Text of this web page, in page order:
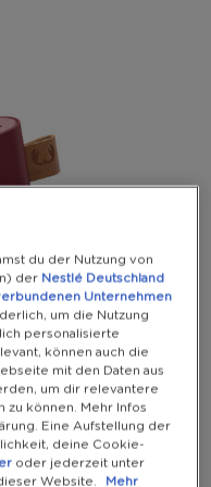
du der Nutzung von
der Nestlé Deutschland
Unternehmen
um die Nutzung
personalisierte
können auch die
mit den Daten aus
um dir relevantere
zu können. Mehr Infos
Eine Aufstellung der
deine Cookie-
oder jederzeit unter
Website.
Mehr